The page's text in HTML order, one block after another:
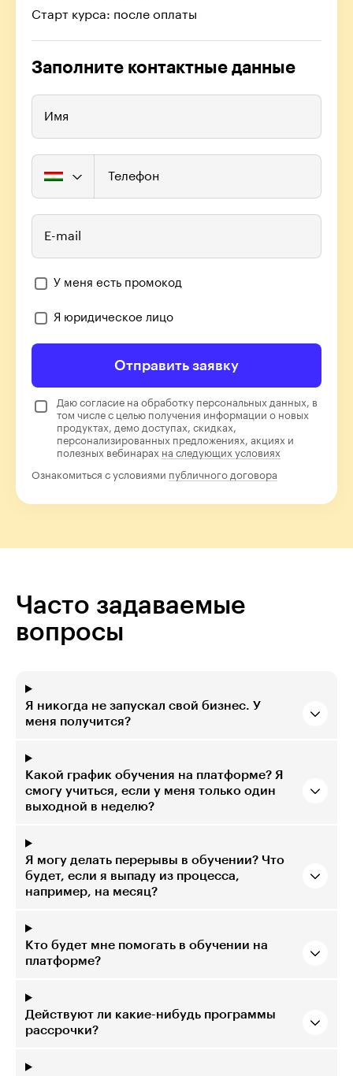
Старт курса: после оплаты
Заполните контактные данные
Имя
Телефон
E-mail
У меня есть промокод
Я юридическое лицо
Отправить заявку
Даю согласие на обработку персональных данных, в
том числе с целью получения информации о новых
продуктах, демо доступах, скидках,
персонализированных предложениях, акциях и
полезных вебинарах на следующих условиях
Ознакомиться с условиями публичного договора
Часто задаваемые
вопросы
Я никогда не запускал свой бизнес. У
меня получится?
Какой график обучения на платформе? Я
смогу учиться, если у меня только один
выходной в неделю?
Я могу делать перерывы в обучении? Что
будет, если я выпаду из процесса,
например, на месяц?
Кто будет мне помогать в обучении на
платформе?
Действуют ли какие-нибудь программы
рассрочки?